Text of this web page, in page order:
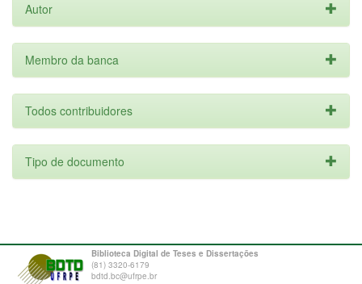
Autor
Membro da banca
Todos contribuidores
Tipo de documento
Biblioteca Digital de Teses e Dissertações
(81) 3320-6179
bdtd.bc@ufrpe.br